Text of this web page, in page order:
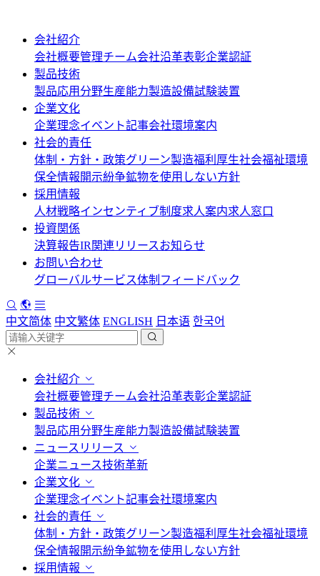
会社紹介
会社概要管理チーム会社沿革表彰企業認証
製品技術
製品応用分野生産能力製造設備試験装置
企業文化
企業理念イベント記事会社環境案内
社会的責任
体制・方針・政策グリーン製造福利厚生社会福祉環境
保全情報開示紛争鉱物を使用しない方針
採用情報
人材戦略インセンティブ制度求人案内求人窓口
投資関係
決算報告IR関連リリースお知らせ
お問い合わせ
グローバルサービス体制 フィードバック
中文简体 中文繁体 ENGLISH 日本语 한국어
会社紹介
会社概要管理チーム会社沿革表彰企業認証
製品技術
製品応用分野生産能力製造設備試験装置
ニュースリリース
企業ニュース技術革新
企業文化
企業理念イベント記事会社環境案内
社会的責任
体制・方針・政策グリーン製造福利厚生社会福祉環境
保全情報開示紛争鉱物を使用しない方針
採用情報